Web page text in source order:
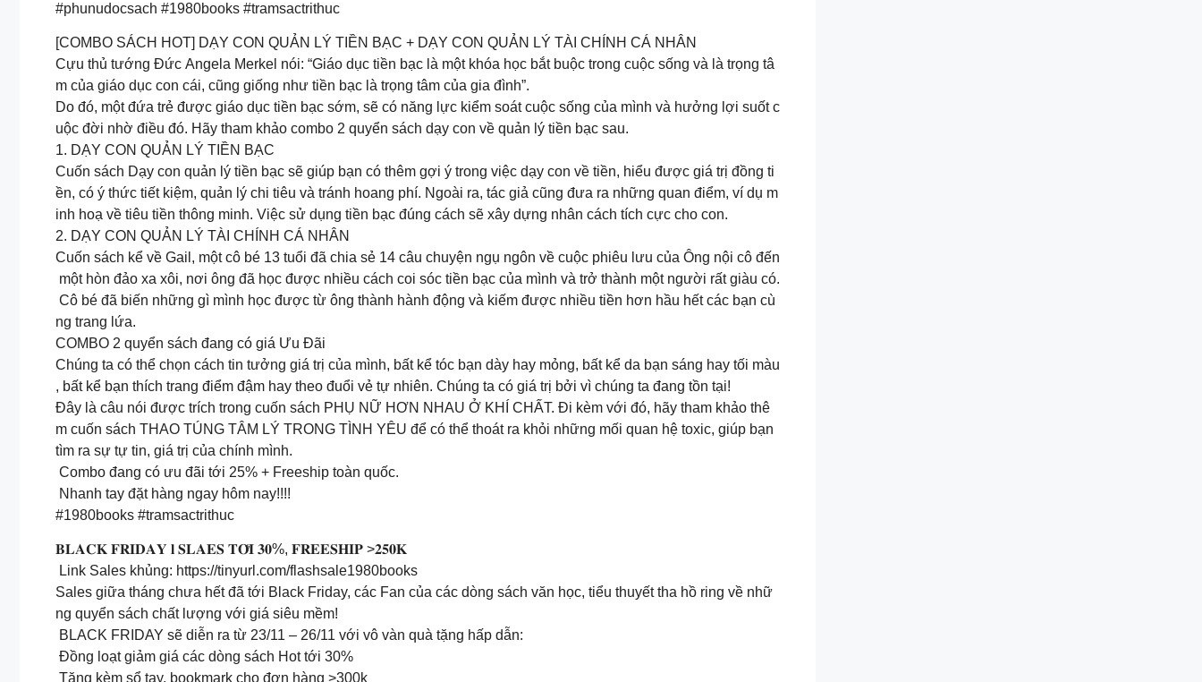
#phunudocsach #1980books #tramsactrithuc
[COMBO SÁCH HOT] DẠY CON QUẢN LÝ TIỀN BẠC + DẠY CON QUẢN LÝ TÀI CHÍNH CÁ NHÂN
Cựu thủ tướng Đức Angela Merkel nói: “Giáo dục tiền bạc là một khóa học bắt buộc trong cuộc sống và là trọng tâ
m của giáo dục con cái, cũng giống như tiền bạc là trọng tâm của gia đình”.
Do đó, một đứa trẻ được giáo dục tiền bạc sớm, sẽ có năng lực kiểm soát cuộc sống của mình và hưởng lợi suốt c
uộc đời nhờ điều đó. Hãy tham khảo combo 2 quyển sách dạy con về quản lý tiền bạc sau.
1. DẠY CON QUẢN LÝ TIỀN BẠC
Cuốn sách Dạy con quản lý tiền bạc sẽ giúp bạn có thêm gợi ý trong việc dạy con về tiền, hiểu được giá trị đồng ti
ền, có ý thức tiết kiệm, quản lý chi tiêu và tránh hoang phí. Ngoài ra, tác giả cũng đưa ra những quan điểm, ví dụ m
inh hoạ về tiêu tiền thông minh. Việc sử dụng tiền bạc đúng cách sẽ xây dựng nhân cách tích cực cho con.
2. DẠY CON QUẢN LÝ TÀI CHÍNH CÁ NHÂN
Cuốn sách kể về Gail, một cô bé 13 tuổi đã chia sẻ 14 câu chuyện ngụ ngôn về cuộc phiêu lưu của Ông nội cô đến
một hòn đảo xa xôi, nơi ông đã học được nhiều cách coi sóc tiền bạc của mình và trở thành một người rất giàu có.
Cô bé đã biến những gì mình học được từ ông thành hành động và kiếm được nhiều tiền hơn hầu hết các bạn cù
ng trang lứa.
COMBO 2 quyển sách đang có giá Ưu Đãi
Chúng ta có thể chọn cách tin tưởng giá trị của mình, bất kể tóc bạn dày hay mỏng, bất kể da bạn sáng hay tối màu
, bất kể bạn thích trang điểm đậm hay theo đuổi vẻ tự nhiên. Chúng ta có giá trị bởi vì chúng ta đang tồn tại!
Đây là câu nói được trích trong cuốn sách PHỤ NỮ HƠN NHAU Ở KHÍ CHẤT. Đi kèm với đó, hãy tham khảo thê
m cuốn sách THAO TÚNG TÂM LÝ TRONG TÌNH YÊU để có thể thoát ra khỏi những mối quan hệ toxic, giúp bạn
tìm ra sự tự tin, giá trị của chính mình.
Combo đang có ưu đãi tới 25% + Freeship toàn quốc.
Nhanh tay đặt hàng ngay hôm nay!!!!
#1980books #tramsactrithuc
𝐁𝐋𝐀𝐂𝐊 𝐅𝐑𝐈𝐃𝐀𝐘 𝐥 𝐒𝐋𝐀𝐄𝐒 𝐓𝐎̛́𝐈 𝟑𝟎%, 𝐅𝐑𝐄𝐄𝐒𝐇𝐈𝐏 >𝟐𝟓𝟎𝐊
Link Sales khủng: https://tinyurl.com/flashsale1980books
Sales giữa tháng chưa hết đã tới Black Friday, các Fan của các dòng sách văn học, tiểu thuyết tha hồ ring về nhữ
ng quyển sách chất lượng với giá siêu mềm!
BLACK FRIDAY sẽ diễn ra từ 23/11 – 26/11 với vô vàn quà tặng hấp dẫn:
Đồng loạt giảm giá các dòng sách Hot tới 30%
Tặng kèm sổ tay, bookmark cho đơn hàng >300k